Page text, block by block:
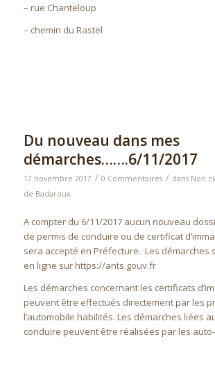
– rue Chanteloup
– chemin du Rastel
Du nouveau dans mes
démarches…….6/11/2017
17 novembre 2017 / 0 Commentaires / dans Non
de Badaroux
A compter du 6/11/2017 aucun nouveau
de permis de conduire ou de certificat
sera accepté en Préfecture. Les démarches
en ligne sur https://ants.gouv.fr
Les démarches concernant les certificats
peuvent être effectués directement par les
l’automobile habilités. Les démarches liées
conduire peuvent être réalisées par les